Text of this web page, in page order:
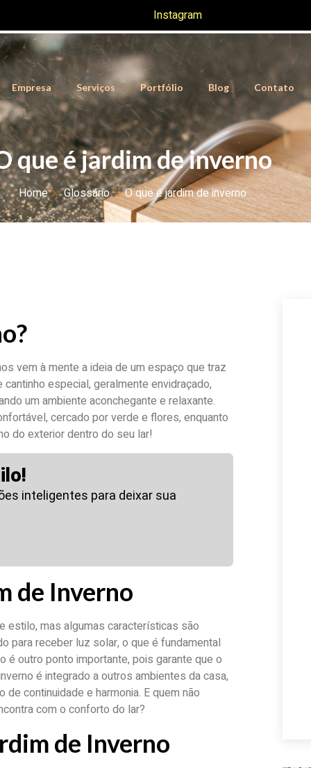
Instagram
Empresa Serviços Portfólio Blog Contato
que é jardim de inverno
Home Glossário O que é jardim de inverno
vem à mente a ideia de um espaço que traz
especial, geralmente envidraçado,
um ambiente aconchegante e relaxante.
cercado por verde e flores, enquanto
do exterior dentro do seu lar!
inteligentes para deixar sua
de Inverno
estilo, mas algumas características são
para receber luz solar, o que é fundamental
é outro ponto importante, pois garante que o
é integrado a outros ambientes da casa,
continuidade e harmonia. E quem não
com o conforto do lar?
de Inverno